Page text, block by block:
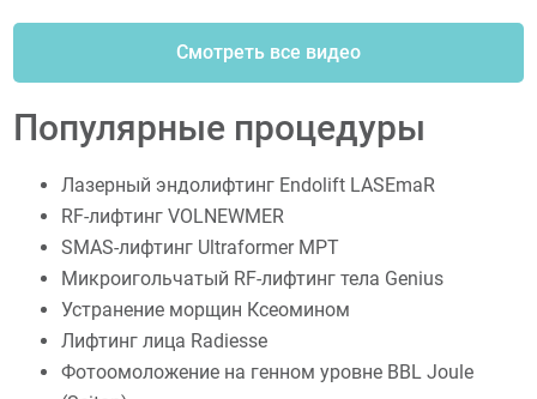
Смотреть все видео
Популярные процедуры
Лазерный эндолифтинг Endolift LASEmaR
RF-лифтинг VOLNEWMER
SMAS-лифтинг Ultraformer MPT
Микроигольчатый RF-лифтинг тела Genius
Устранение морщин Ксеомином
Лифтинг лица Radiesse
Фотоомоложение на генном уровне BBL Joule